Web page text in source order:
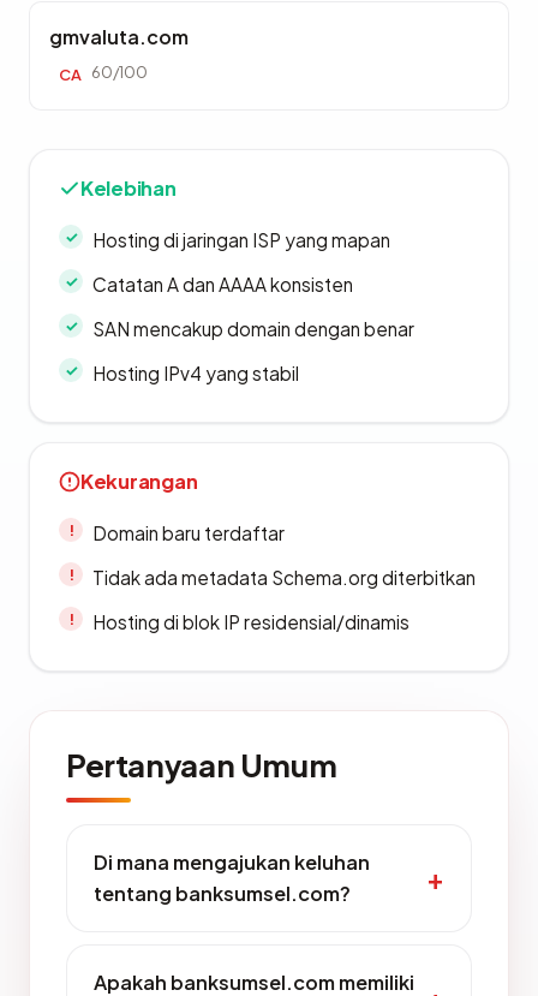
gmvaluta.com
CA 60/100
Kelebihan
Hosting di jaringan ISP yang mapan
Catatan A dan AAAA konsisten
SAN mencakup domain dengan benar
Hosting IPv4 yang stabil
Kekurangan
Domain baru terdaftar
Tidak ada metadata Schema.org diterbitkan
Hosting di blok IP residensial/dinamis
Pertanyaan Umum
Di mana mengajukan keluhan
tentang banksumsel.com?
Apakah banksumsel.com memiliki